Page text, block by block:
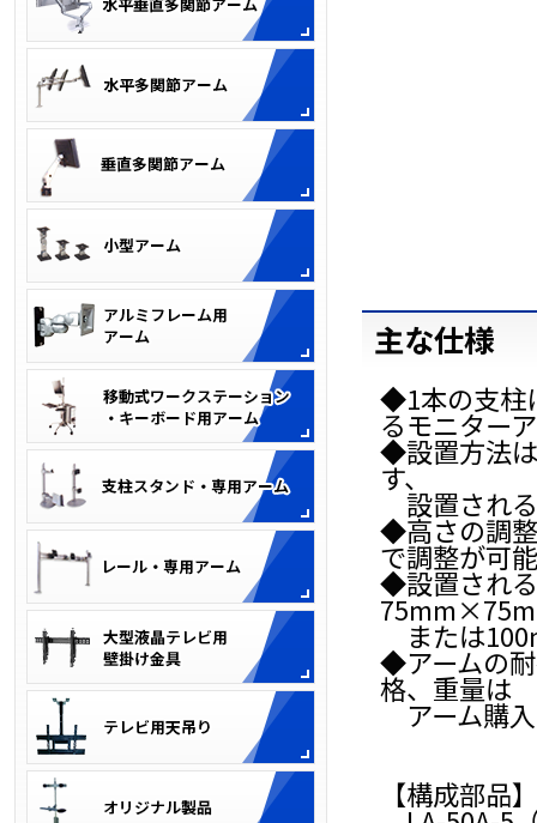
主な仕様
◆1本の支柱
るモニター
◆設置方法
す、
設置される
◆高さの調
で調整が可
◆設置され
または
◆アームの耐
格、重量は
アーム購入
【構成部品】